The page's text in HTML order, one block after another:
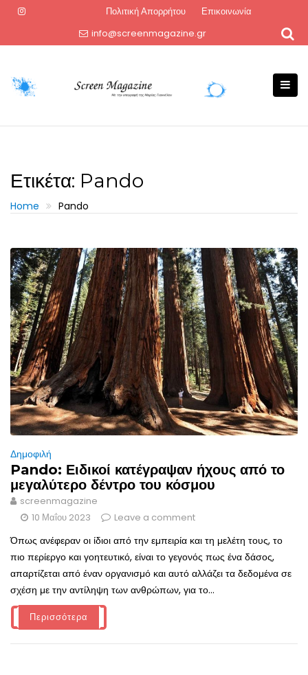
Πολιτική Απορρήτου
Επικοινωνία
info@screenmagazine.gr
Ετικέτα: Pando
Home Pando
Δημοφιλή
Pando: Ειδικοί κατέγραψαν ήχους από το
μεγαλύτερο δέντρο του κόσμου
screenmagazine
10 Μαΐου 2023
Leave a comment
Όπως ανέφεραν οι ίδιοι από την εμπειρία και τη μελέτη τους, το
πιο περίεργο και γοητευτικό, είναι το γεγονός πως ένα δάσος,
απαρτίζεται από έναν οργανισμό και αυτό αλλάζει τα δεδομένα σε
σχέση με την αντίληψη των ανθρώπων, για το...
Περισσότερα